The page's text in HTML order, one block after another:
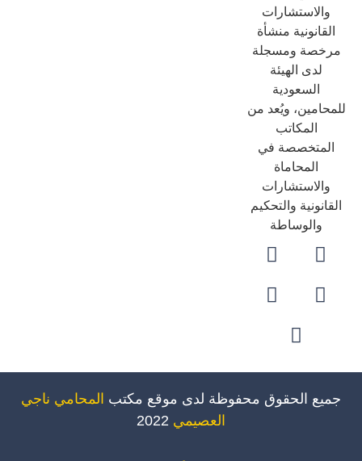
والاستشارات
منشأة
ومسجلة
لدى الهيئة
السعودية
ويُعد من
المكاتب
المتخصصة في
المحاماة
والاستشارات
والتحكيم
والوساطة
الحقوق محفوظة لدى موقع مكتبالمحامي ناجي
العصيمي2022